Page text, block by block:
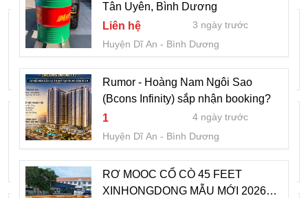
Giá bán xe tải JAC N350SL thùng dài
6m2 máy Cummins
600 triệu
1 tuần trước
Huyện Dĩ An
Bình Dương
Tuyển NV vệ sinh làm tại trung tâm đào
tạo sát hạch lái xe Sóng Thần
Liên hệ
1 tuần trước
Huyện Dĩ An
Bình Dương
Tân Uyên, Bình Dương
Liên hệ
3 ngày trước
Huyện Dĩ An
Bình Dương
Rumor - Hoàng Nam Ngôi Sao
(Bcons Infinity) sắp nhận booking?
1
4 ngày trước
Huyện Dĩ An
Bình Dương
RƠ MOOC CỔ CÒ 45 FEET
XINHONGDONG MẪU MỚI 2026